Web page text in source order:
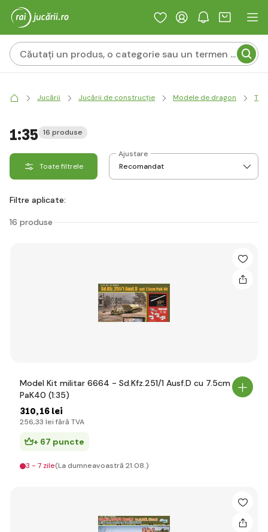
Jucării Jucării de construcție Modele de dragon
1:35 16 produse
Toate filtrele
Ajustare
Filtre aplicate:
16 produse
Model Kit militar 6664 - Sd.Kfz.251/1 Ausf.D cu 7.5cm
PaK40 (1:35)
310,16 lei
256,33 lei fără TVA
+ 67 puncte
3 - 7 zile(La dumneavoastră 21.08.)